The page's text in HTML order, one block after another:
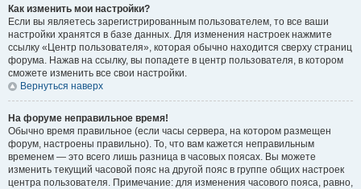
Как изменить мои настройки?
Если вы являетесь зарегистрированным пользователем, то все ваши
настройки хранятся в базе данных. Для изменения настроек нажмите
ссылку «Центр пользователя», которая обычно находится сверху страниц
форума. Нажав на ссылку, вы попадете в центр пользователя, в котором
сможете изменить все свои настройки.
Вернуться наверх
На форуме неправильное время!
Обычно время правильное (если часы сервера, на котором размещен
форум, настроены правильно). То, что вам кажется неправильным
временем — это всего лишь разница в часовых поясах. Вы можете
изменить текущий часовой пояс на другой пояс в группе общих настроек
центра пользователя. Примечание: для изменения часового пояса, равно,